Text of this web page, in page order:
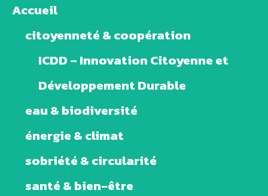
Accueil
citoyenneté & coopération
ICDD – Innovation Citoyenne et
Développement Durable
eau & biodiversité
énergie & climat
sobriété & circularité
santé & bien-être